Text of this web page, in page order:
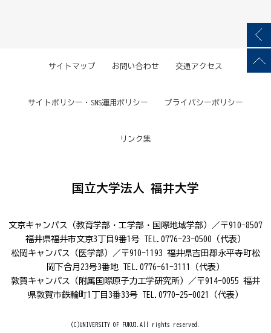
サイトマップ お問い合わせ 交通アクセス
サイトポリシー・SNS運用ポリシー プライバシーポリシー
リンク集
国立大学法人 福井大学
文京キャンパス（教育学部・工学部・国際地域学部）／〒910-8507
福井県福井市文京3丁目9番1号 TEL.0776-23-0500（代表）
松岡キャンパス（医学部）／〒910-1193 福井県吉田郡永平寺町松
岡下合月23号3番地 TEL.0776-61-3111（代表）
敦賀キャンパス（附属国際原子力工学研究所）／〒914-0055 福井
県敦賀市鉄輪町1丁目3番33号 TEL.0770-25-0021（代表）
(C)UNIVERSITY OF FUKUI.All rights reserved.